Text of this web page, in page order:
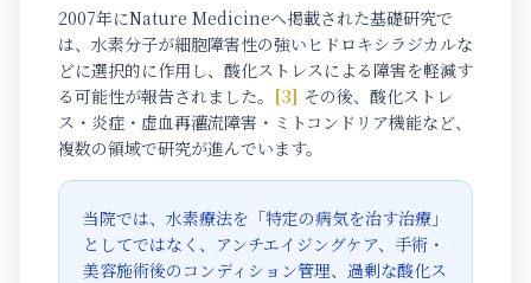
2007年にNature Medicineへ掲載された基礎研究で
は、水素分子が細胞障害性の強いヒドロキシラジカルな
どに選択的に作用し、酸化ストレスによる障害を軽減す
る可能性が報告されました。 [3] その後、酸化ストレ
ス・炎症・虚血再灌流障害・ミトコンドリア機能など、
複数の領域で研究が進んでいます。
当院では、水素療法を「特定の病気を治す治療」
としてではなく、アンチエイジングケア、手術・
美容施術後のコンディション管理、過剰な酸化ス